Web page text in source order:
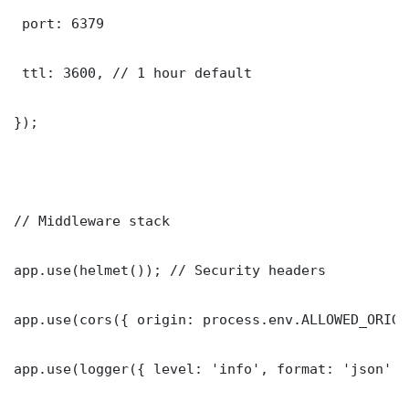
port: 6379
ttl: 3600, // 1 hour default
});
// Middleware stack
app.use(helmet()); // Security headers
app.use(cors({ origin:
app.use(logger({ level: 'info', format: 'json'